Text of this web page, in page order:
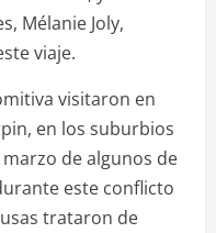
Mélanie Joly,
viaje.
visitaron en
en los suburbios
de algunos de
este conflicto
trataron de